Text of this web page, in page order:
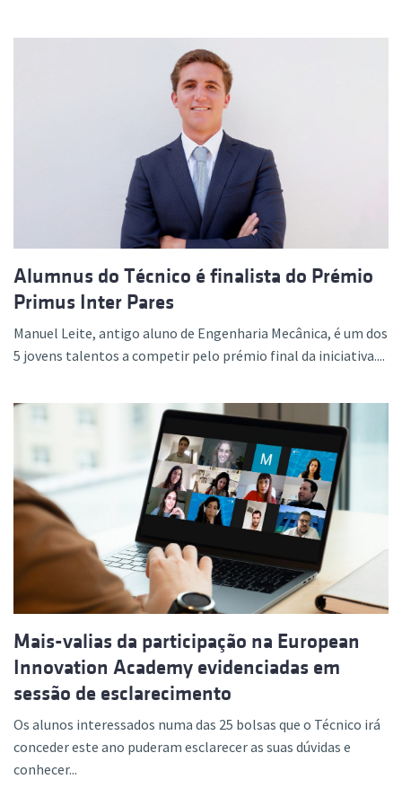
Alumnus do Técnico é finalista do Prémio
Primus Inter Pares
Manuel Leite, antigo aluno de Engenharia Mecânica, é um dos
5 jovens talentos a competir pelo prémio final da iniciativa....
Mais-valias da participação na European
Innovation Academy evidenciadas em
sessão de esclarecimento
Os alunos interessados numa das 25 bolsas que o Técnico irá
conceder este ano puderam esclarecer as suas dúvidas e
conhecer...